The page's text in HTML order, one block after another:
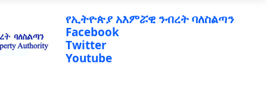
የኢትዮጵያ አእምሯዊ ንብረት ባለስልጣን
Facebook
Twitter
Youtube